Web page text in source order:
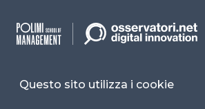
Questo sito utilizza i cookie